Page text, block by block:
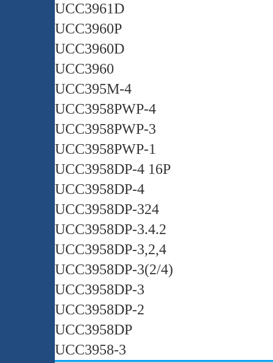
UCC3961D
UCC3960P
UCC3960D
UCC3960
UCC395M-4
UCC3958PWP-4
UCC3958PWP-3
UCC3958PWP-1
UCC3958DP-4 16P
UCC3958DP-4
UCC3958DP-324
UCC3958DP-3.4.2
UCC3958DP-3,2,4
UCC3958DP-3(2/4)
UCC3958DP-3
UCC3958DP-2
UCC3958DP
UCC3958-3